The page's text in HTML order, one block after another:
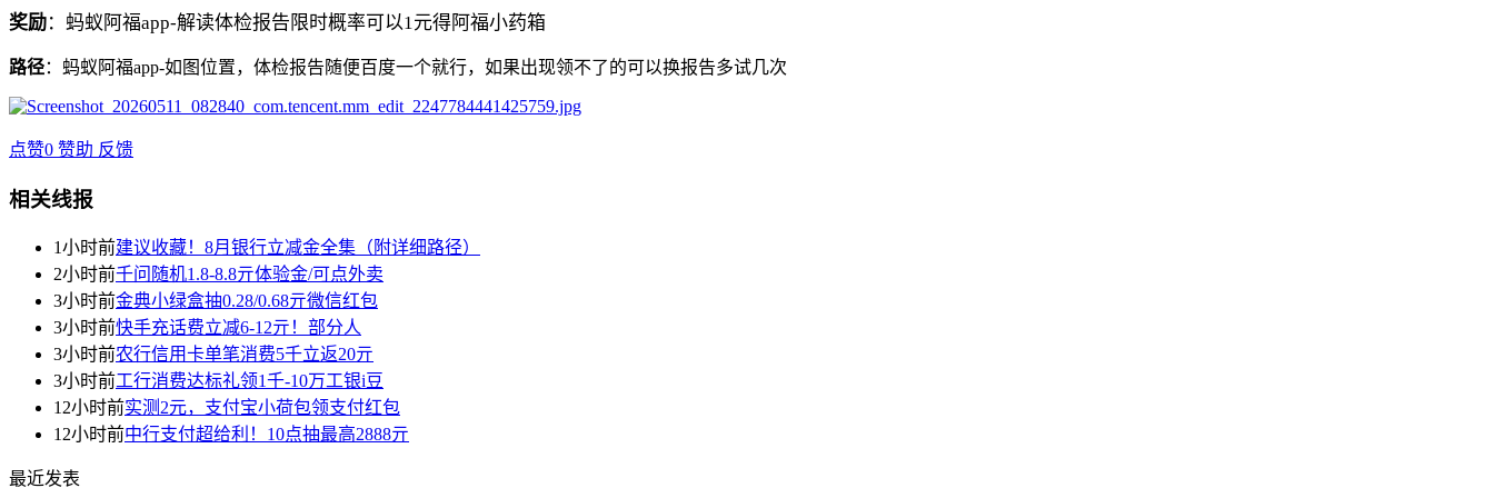
奖励：蚂蚁阿福app-解读体检报告限时概率可以1元得阿福小药箱
路径：蚂蚁阿福app-如图位置，体检报告随便百度一个就行，如果出现领不了的可以换报告多试几次
点赞0 赞助 反馈
相关线报
1小时前建议收藏！8月银行立减金全集（附详细路径）
2小时前千问随机1.8-8.8亓体验金/可点外卖
3小时前金典小绿盒抽0.28/0.68亓微信红包
3小时前快手充话费立减6-12亓！部分人
3小时前农行信用卡单笔消费5千立返20亓
3小时前工行消费达标礼领1千-10万工银i豆
12小时前实测2元，支付宝小荷包领支付红包
12小时前中行支付超给利！10点抽最高2888亓
最近发表